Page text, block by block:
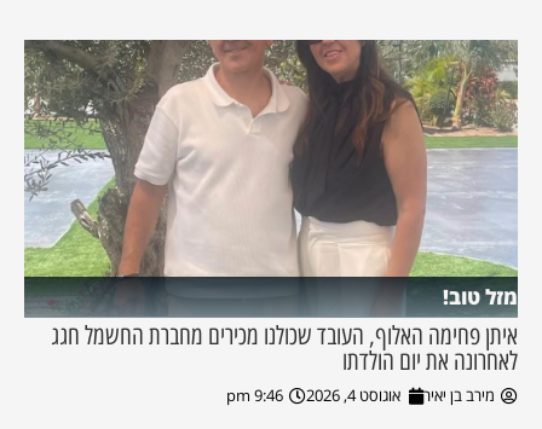
מזל טוב!
איתן פחימה האלוף, העובד שכולנו מכירים מחברת החשמל חגג
לאחרונה את יום הולדתו
מירב בן יאיר אוגוסט 4, 2026 9:46 pm